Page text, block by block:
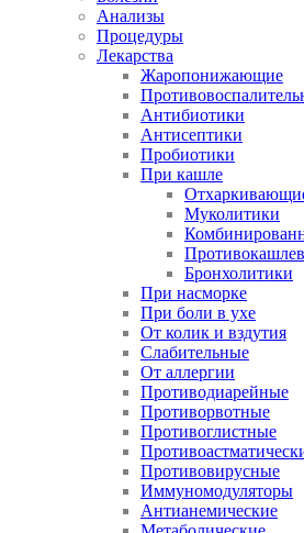
Анализы
Процедуры
Лекарства
Жаропонижающие
Антибиотики
Антисептики
Пробиотики
При кашле
Муколитики
Бронхолитики
При насморке
При боли в ухе
От колик и вздутия
Слабительные
От аллергии
Противодиарейные
Противорвотные
Противоглистные
Противовирусные
Иммуномодуляторы
Антианемические